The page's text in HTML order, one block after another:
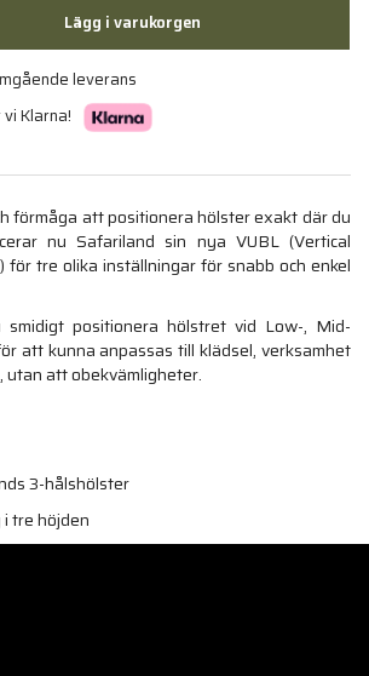
Lägg i varukorgen
leverans
Klarna!
förmåga att positionera hölster exakt där du
nu Safariland sin nya VUBL (Vertical
för tre olika inställningar för snabb och enkel
positionera hölstret vid Low-, Mid-
att kunna anpassas till klädsel, verksamhet
utan att obekvämligheter.
3-hålshölster
i tre höjden